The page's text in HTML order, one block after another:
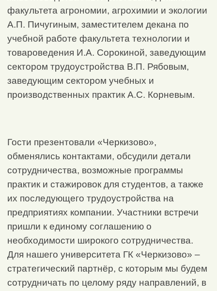
факультета агрономии, агрохимии и экологии
А.П. Пичугиным, заместителем декана по
учебной работе факультета технологии и
товароведения И.А. Сорокиной, заведующим
сектором трудоустройства В.П. Рябовым,
заведующим сектором учебных и
производственных практик А.С. Корневым.
Гости презентовали «Черкизово»,
обменялись контактами, обсудили детали
сотрудничества, возможные программы
практик и стажировок для студентов, а также
их последующего трудоустройства на
предприятиях компании. Участники встречи
пришли к единому соглашению о
необходимости широкого сотрудничества.
Для нашего университета ГК «Черкизово» –
стратегический партнёр, с которым мы будем
сотрудничать по целому ряду направлений, в